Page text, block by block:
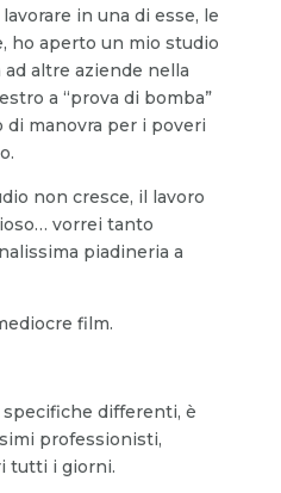
in una di esse, le
ho aperto un mio studio
altre aziende nella
a “prova di bomba”
manovra per i poveri
non cresce, il lavoro
vorrei tanto
piadineria a
film.
differenti, è
professionisti,
tutti i giorni.